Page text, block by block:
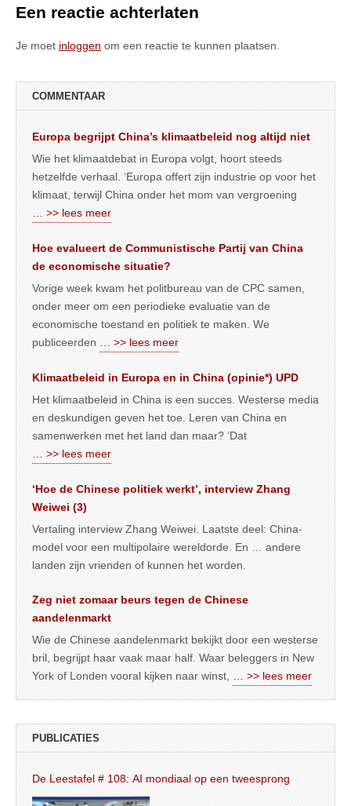
Een reactie achterlaten
Je moet inloggen om een reactie te kunnen plaatsen.
COMMENTAAR
Europa begrijpt China’s klimaatbeleid nog altijd niet
Wie het klimaatdebat in Europa volgt, hoort steeds
hetzelfde verhaal. ‘Europa offert zijn industrie op voor het
klimaat, terwijl China onder het mom van vergroening
… >> lees meer
Hoe evalueert de Communistische Partij van China
de economische situatie?
Vorige week kwam het politbureau van de CPC samen,
onder meer om een periodieke evaluatie van de
economische toestand en politiek te maken. We
publiceerden … >> lees meer
Klimaatbeleid in Europa en in China (opinie*) UPD
Het klimaatbeleid in China is een succes. Westerse media
en deskundigen geven het toe. Leren van China en
samenwerken met het land dan maar? ‘Dat
… >> lees meer
‘Hoe de Chinese politiek werkt’, interview Zhang
Weiwei (3)
Vertaling interview Zhang Weiwei. Laatste deel: China-
model voor een multipolaire wereldorde. En … andere
landen zijn vrienden of kunnen het worden.
Zeg niet zomaar beurs tegen de Chinese
aandelenmarkt
Wie de Chinese aandelenmarkt bekijkt door een westerse
bril, begrijpt haar vaak maar half. Waar beleggers in New
York of Londen vooral kijken naar winst, … >> lees meer
PUBLICATIES
De Leestafel # 108: AI mondiaal op een tweesprong